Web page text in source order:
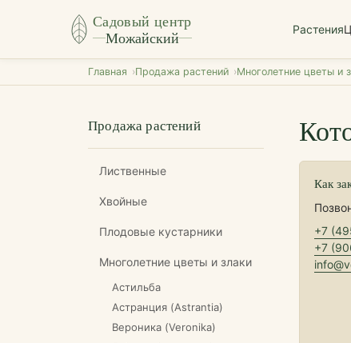
Садовый центр
Можайский
Растения
Главная Продажа растений Многолетние цветы и
Продажа растений
Лиственные
Хвойные
Плодовые кустарники
Многолетние цветы и злаки
Астильба
Астранция (Astrantia)
Вероника (Veronika)
Как
+7
+7